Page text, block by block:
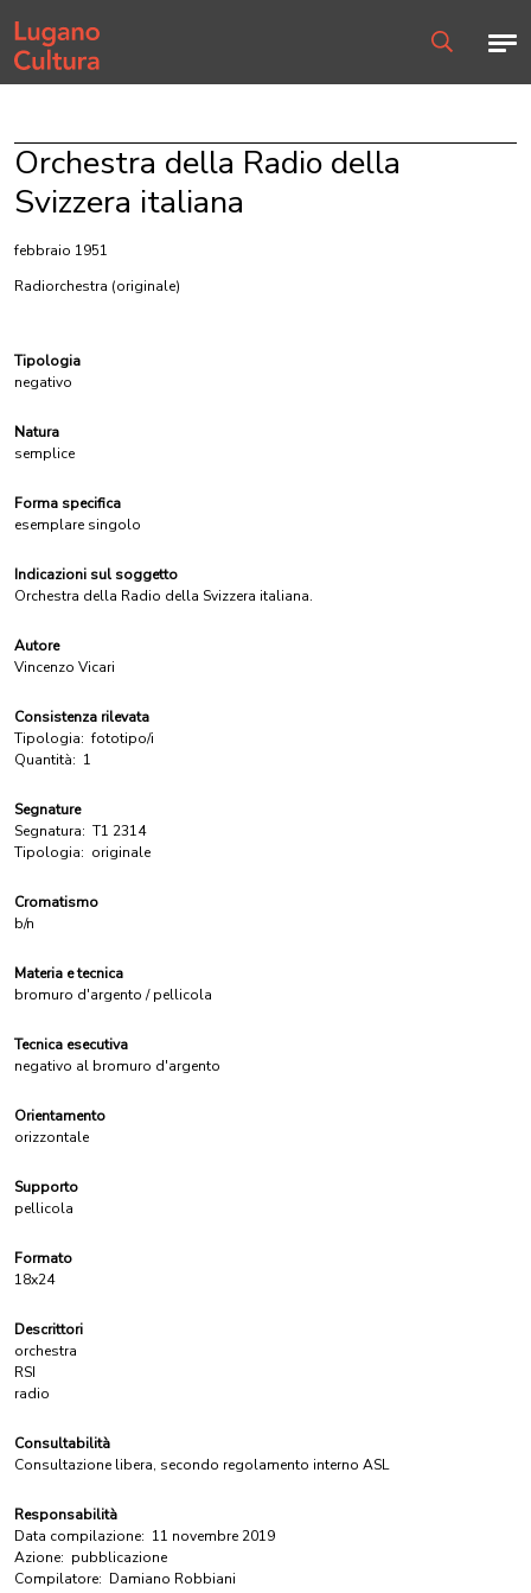
Home page
Orchestra della Radio della
Svizzera italiana
febbraio 1951
Radiorchestra (originale)
Tipologia
negativo
Natura
semplice
Forma specifica
esemplare singolo
Indicazioni sul soggetto
Orchestra della Radio della Svizzera italiana.
Autore
Vincenzo Vicari
Consistenza rilevata
Tipologia: fototipo/i
Quantità: 1
Segnature
Segnatura: T1 2314
Tipologia: originale
Cromatismo
b/n
Materia e tecnica
bromuro d'argento / pellicola
Tecnica esecutiva
negativo al bromuro d'argento
Orientamento
orizzontale
Supporto
pellicola
Formato
18x24
Descrittori
orchestra
RSI
radio
Consultabilità
Consultazione libera, secondo regolamento interno ASL
Responsabilità
Data compilazione: 11 novembre 2019
Azione: pubblicazione
Compilatore: Damiano Robbiani